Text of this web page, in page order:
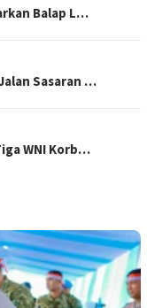
Balap L…
Sasaran …
WNI Korb…